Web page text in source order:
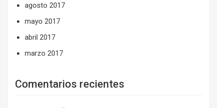
agosto 2017
mayo 2017
abril 2017
marzo 2017
Comentarios recientes